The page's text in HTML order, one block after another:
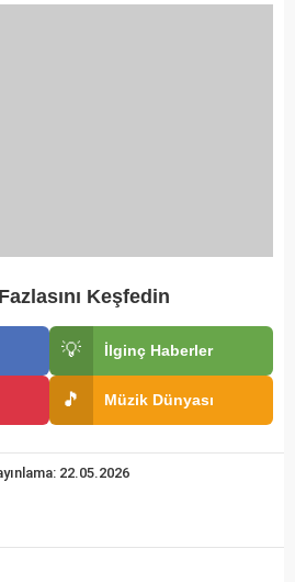
Keşfedin
💡 İlginç Haberler
🎵 Müzik Dünyası
22.05.2026